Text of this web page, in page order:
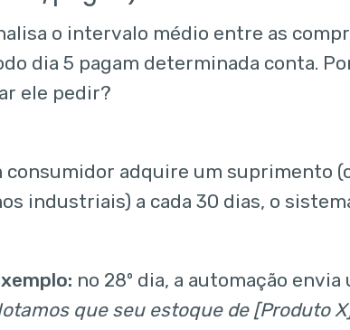
o intervalo médio entre as
dia 5 pagam determinada conta.
ele pedir?
consumidor adquire um suprimento
industriais) a cada 30 dias, o
no 28º dia, a automação envia
que seu estoque de [Produto